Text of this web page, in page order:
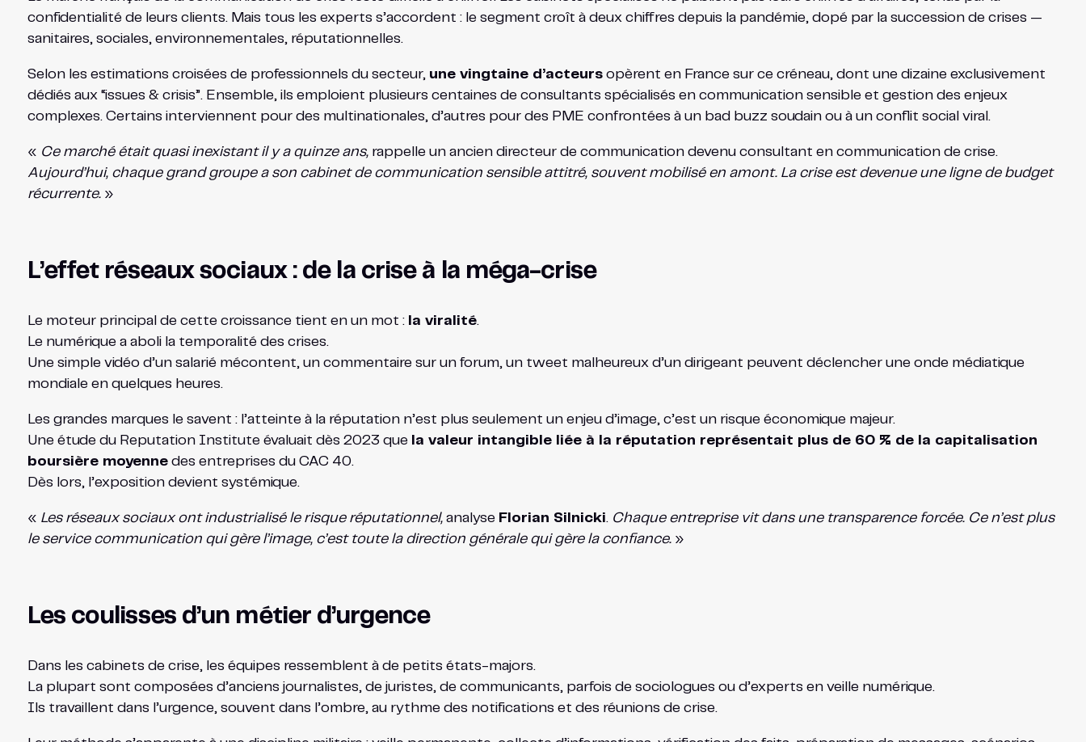
confidentialité de leurs clients. Mais tous les experts s’accordent : le segment croît à deux chiffres depuis la pandémie, dopé par la succession de crises —
sanitaires, sociales, environnementales, réputationnelles.
Selon les estimations croisées de professionnels du secteur, une vingtaine d’acteursopèrent en France sur ce créneau, dont une dizaine exclusivement
dédiés aux “issues & crisis”. Ensemble, ils emploient plusieurs centaines de consultants spécialisés en communication sensible et gestion des enjeux
complexes. Certains interviennent pour des multinationales, d’autres pour des PME confrontées à un bad buzz soudain ou à un conflit social viral.
« Ce marché était quasi inexistant il y a quinze ans,rappelle un ancien directeur de communication devenu consultant en communication de crise.
Aujourd’hui, chaque grand groupe a son cabinet de communication sensible attitré, souvent mobilisé en amont. La crise est devenue une ligne de budget
récurrente.»
L’effet réseaux sociaux : de la crise à la méga-crise
Le moteur principal de cette croissance tient en un mot : la viralité.
Le numérique a aboli la temporalité des crises.
Une simple vidéo d’un salarié mécontent, un commentaire sur un forum, un tweet malheureux d’un dirigeant peuvent déclencher une onde médiatique
mondiale en quelques heures.
Les grandes marques le savent : l’atteinte à la réputation n’est plus seulement un enjeu d’image, c’est un risque économique majeur.
Une étude du Reputation Institute évaluait dès 2023 que la valeur intangible liée à la réputation représentait plus de 60 % de la capitalisation
boursière moyennedes entreprises du CAC 40.
Dès lors, l’exposition devient systémique.
« Les réseaux sociaux ont industrialisé le risque réputationnel,analyse Florian Silnicki. Chaque entreprise vit dans une transparence forcée. Ce n’est plus
le service communication qui gère l’image, c’est toute la direction générale qui gère la confiance.»
Les coulisses d’un métier d’urgence
Dans les cabinets de crise, les équipes ressemblent à de petits états-majors.
La plupart sont composées d’anciens journalistes, de juristes, de communicants, parfois de sociologues ou d’experts en veille numérique.
Ils travaillent dans l’urgence, souvent dans l’ombre, au rythme des notifications et des réunions de crise.